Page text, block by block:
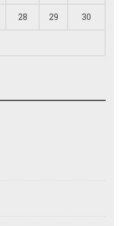
28 29 30